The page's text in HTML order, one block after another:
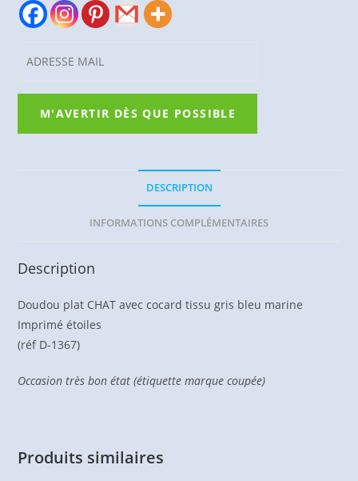
DESCRIPTION
INFORMATIONS COMPLÉMENTAIRES
Description
Doudou plat CHAT avec cocard tissu gris bleu marine
Imprimé étoiles
(réf D-1367)
Occasion très bon état (étiquette marque coupée)
Produits similaires